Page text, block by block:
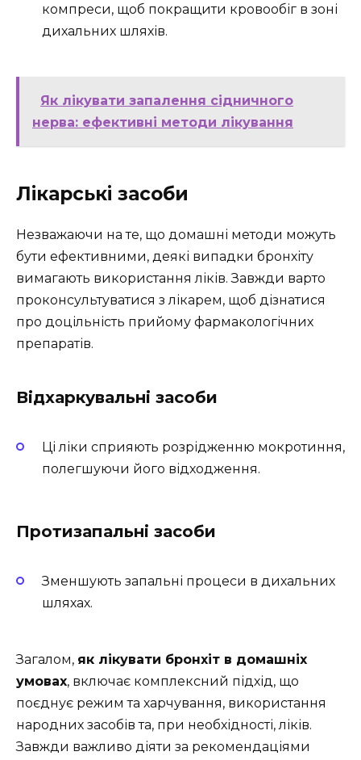
компреси, щоб покращити кровообіг в зоні
дихальних шляхів.
Як лікувати запалення сідничного
нерва: ефективні методи лікування
Лікарські засоби
Незважаючи на те, що домашні методи можуть
бути ефективними, деякі випадки бронхіту
вимагають використання ліків. Завжди варто
проконсультуватися з лікарем, щоб дізнатися
про доцільність прийому фармакологічних
препаратів.
Відхаркувальні засоби
Ці ліки сприяють розрідженню мокротиння,
полегшуючи його відходження.
Протизапальні засоби
Зменшують запальні процеси в дихальних
шляхах.
Загалом, як лікувати бронхіт в домашніх
умовах, включає комплексний підхід, що
поєднує режим та харчування, використання
народних засобів та, при необхідності, ліків.
Завжди важливо діяти за рекомендаціями